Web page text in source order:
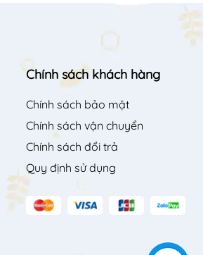
Chính sách khách hàng
Chính sách bảo mật
Chính sách vận chuyển
Chính sách đổi trả
Quy định sử dụng